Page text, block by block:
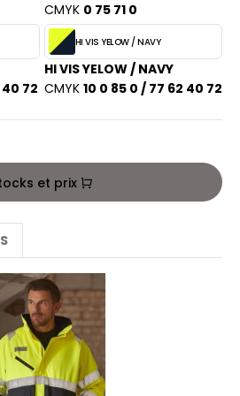
CMYK 0 75 71 0
40 72
HI VIS YELOW / NAVY
HI VIS YELOW / NAVY
CMYK 10 0 85 0 / 77 62 40 72
et prix